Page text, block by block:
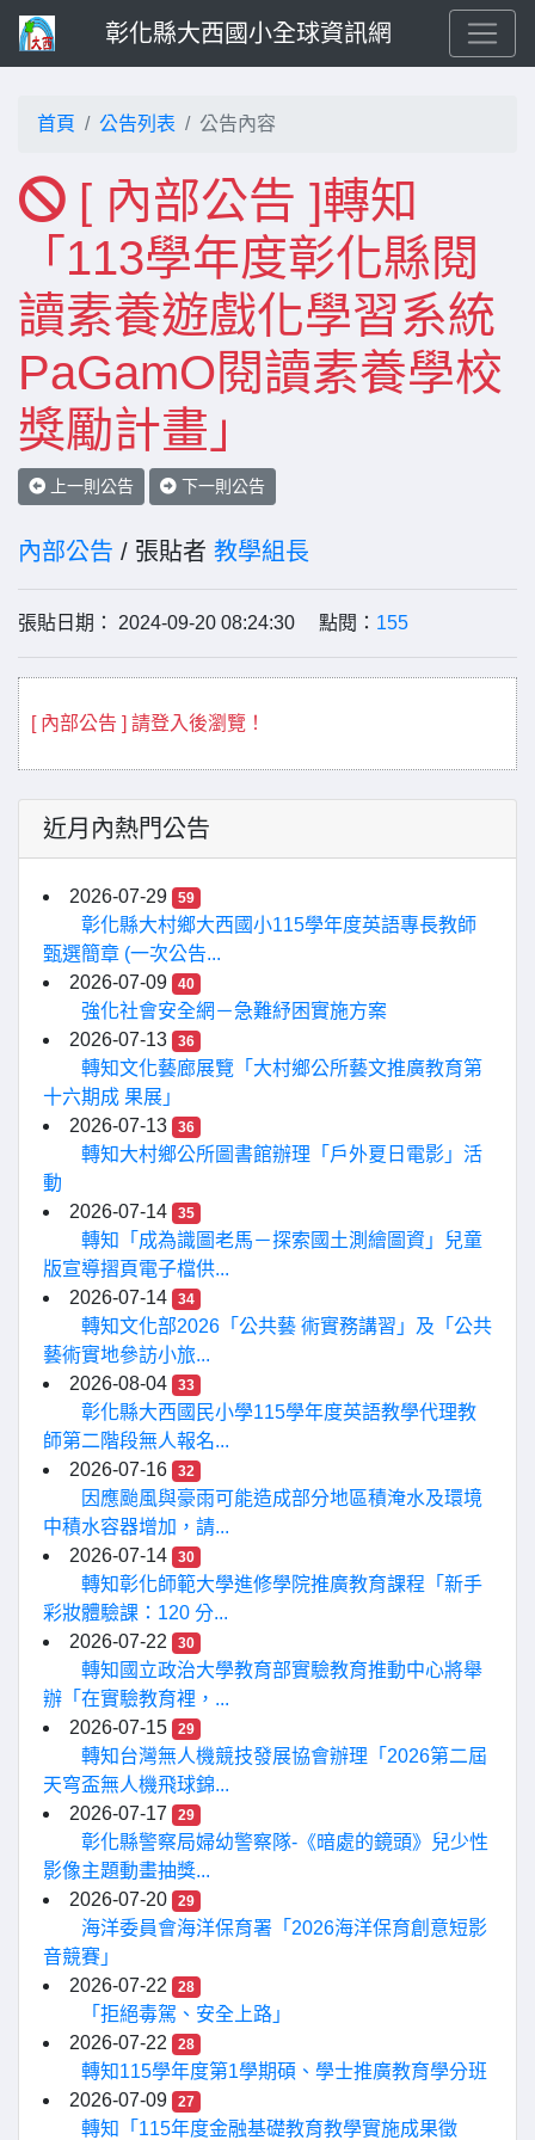
彰化縣大西國小全球資訊網
首頁 公告列表 公告內容
[ 內部公告 ]轉知
「113學年度彰化縣閱
讀素養遊戲化學習系統
PaGamO閱讀素養學校
獎勵計畫」
上一則公告 下一則公告
內部公告 / 張貼者 教學組長
張貼日期： 2024-09-20 08:24:30 點閱： 155
[ 內部公告 ] 請登入後瀏覽！
近月內熱門公告
2026-07-29 59
彰化縣大村鄉大西國小115學年度英語專長教師
甄選簡章 (一次公告...
2026-07-09
40
強化社會安全網－急難紓困實施方案
2026-07-13
36
轉知文化藝廊展覽「大村鄉公所藝文推廣教育第
十六期成 果展」
2026-07-13
36
轉知大村鄉公所圖書館辦理「戶外夏日電影」活
動
2026-07-14
35
轉知「成為識圖老馬－探索國土測繪圖資」兒童
版宣導摺頁電子檔供...
2026-07-14
34
轉知文化部2026「公共藝 術實務講習」及「公共
藝術實地參訪小旅...
2026-08-04
33
彰化縣大西國民小學115學年度英語教學代理教
師第二階段無人報名...
2026-07-16
32
因應颱風與豪雨可能造成部分地區積淹水及環境
中積水容器增加，請...
2026-07-14
30
轉知彰化師範大學進修學院推廣教育課程「新手
彩妝體驗課：120 分...
2026-07-22
30
轉知國立政治大學教育部實驗教育推動中心將舉
辦「在實驗教育裡，...
2026-07-15
29
轉知台灣無人機競技發展協會辦理「2026第二屆
天穹盃無人機飛球錦...
2026-07-17
29
彰化縣警察局婦幼警察隊-《暗處的鏡頭》兒少性
影像主題動畫抽獎...
2026-07-20
29
海洋委員會海洋保育署「2026海洋保育創意短影
音競賽」
2026-07-22
28
「拒絕毒駕、安全上路」
2026-07-22
28
轉知115學年度第1學期碩、學士推廣教育學分班
2026-07-09
27
轉知「115年度金融基礎教育教學實施成果徵